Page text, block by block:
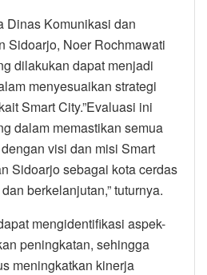
Dinas Komunikasi dan
Sidoarjo, Noer Rochmawati
dilakukan dapat menjadi
menyesuaikan strategi
Smart City.”Evaluasi ini
dalam memastikan semua
visi dan misi Smart
Sidoarjo sebagai kota cerdas
berkelanjutan,” tuturnya.
mengidentifikasi aspek-
peningkatan, sehingga
meningkatkan kinerja